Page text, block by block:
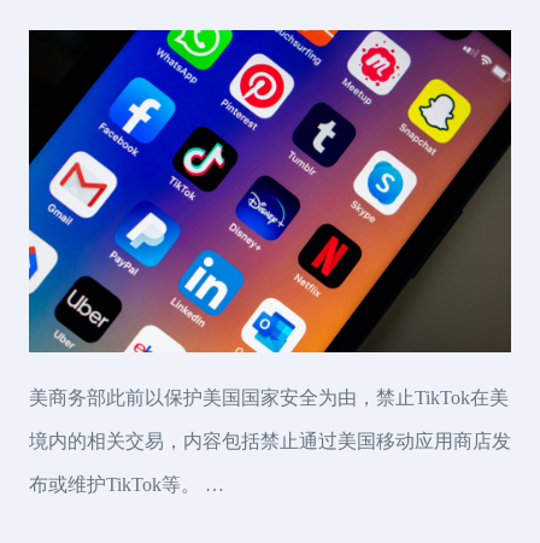
美商务部此前以保护美国国家安全为由，禁止TikTok在美
境内的相关交易，内容包括禁止通过美国移动应用商店发
布或维护TikTok等。 …